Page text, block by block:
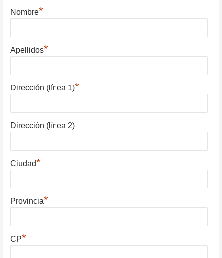
Nombre*
Apellidos*
Dirección (línea 1)*
Dirección (línea 2)
Ciudad*
Provincia*
CP*